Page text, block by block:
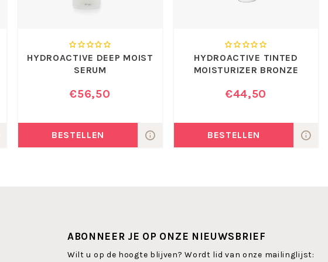
HYDROACTIVE DEEP MOIST
SERUM
€56,50
BESTELLEN
HYDROACTIVE TINTED
MOISTURIZER BRONZE
€44,50
BESTELLEN
ABONNEER JE OP ONZE NIEUWSBRIEF
Wilt u op de hoogte blijven? Wordt lid van onze mailinglijst: